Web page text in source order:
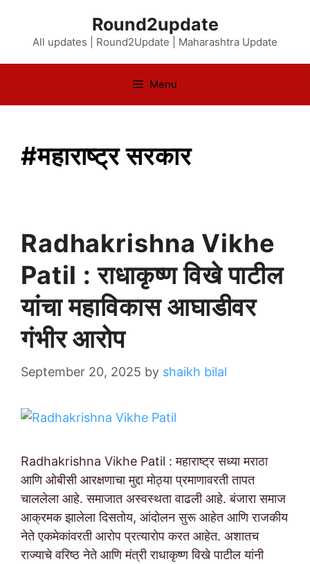
content
Round2update
All updates | Round2Update | Maharashtra Update
Menu
#महाराष्ट्र सरकार
Radhakrishna Vikhe
Patil : राधाकृष्ण विखे पाटील
यांचा महाविकास आघाडीवर
गंभीर आरोप
September 20, 2025 by shaikh bilal
Radhakrishna Vikhe Patil : महाराष्ट्र सध्या मराठा
आणि ओबीसी आरक्षणाचा मुद्दा मोठ्या प्रमाणावरती तापत
चाललेला आहे. समाजात अस्वस्थता वाढली आहे. बंजारा समाज
आक्रमक झालेला दिसतोय, आंदोलन सुरू आहेत आणि राजकीय
नेते एकमेकांवरती आरोप प्रत्यारोप करत आहेत. अशातच
राज्याचे वरिष्ठ नेते आणि मंत्री राधाकृष्ण विखे पाटील यांनी